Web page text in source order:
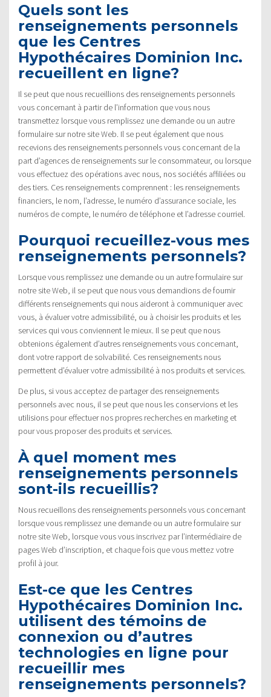
Quels sont les
renseignements personnels
que les Centres
Hypothécaires Dominion Inc.
recueillent en ligne?
Il se peut que nous recueillions des renseignements personnels
vous concernant à partir de l’information que vous nous
transmettez lorsque vous remplissez une demande ou un autre
formulaire sur notre site Web. Il se peut également que nous
recevions des renseignements personnels vous concernant de la
part d’agences de renseignements sur le consommateur, ou lorsque
vous effectuez des opérations avec nous, nos sociétés affiliées ou
des tiers. Ces renseignements comprennent : les renseignements
financiers, le nom, l’adresse, le numéro d’assurance sociale, les
numéros de compte, le numéro de téléphone et l’adresse courriel.
Pourquoi recueillez-vous mes
renseignements personnels?
Lorsque vous remplissez une demande ou un autre formulaire sur
notre site Web, il se peut que nous vous demandions de fournir
différents renseignements qui nous aideront à communiquer avec
vous, à évaluer votre admissibilité, ou à choisir les produits et les
services qui vous conviennent le mieux. Il se peut que nous
obtenions également d’autres renseignements vous concernant,
dont votre rapport de solvabilité. Ces renseignements nous
permettent d’évaluer votre admissibilité à nos produits et services.
De plus, si vous acceptez de partager des renseignements
personnels avec nous, il se peut que nous les conservions et les
utilisions pour effectuer nos propres recherches en marketing et
pour vous proposer des produits et services.
À quel moment mes
renseignements personnels
sont-ils recueillis?
Nous recueillons des renseignements personnels vous concernant
lorsque vous remplissez une demande ou un autre formulaire sur
notre site Web, lorsque vous vous inscrivez par l’intermédiaire de
pages Web d’inscription, et chaque fois que vous mettez votre
profil à jour.
Est-ce que les Centres
Hypothécaires Dominion Inc.
utilisent des témoins de
connexion ou d’autres
technologies en ligne pour
recueillir mes
renseignements personnels?